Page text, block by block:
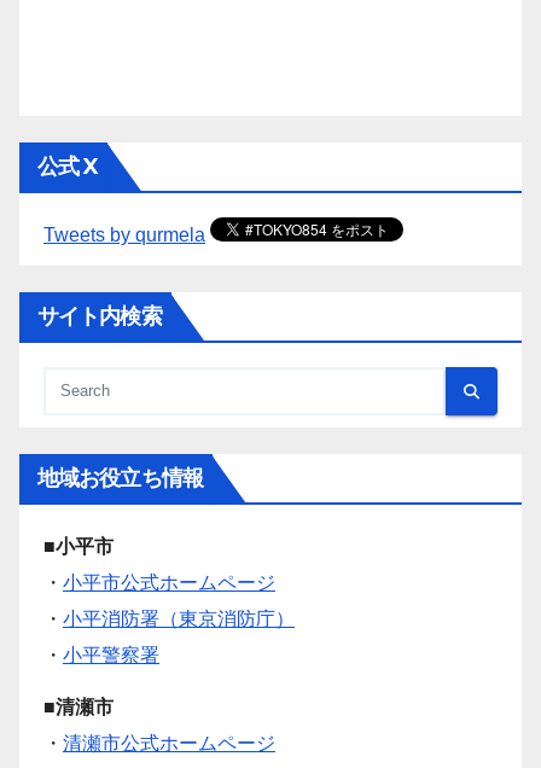
公式 X
Tweets by qurmela
サイト内検索
地域お役立ち情報
■小平市
・ 小平市公式ホームページ
・ 小平消防署（東京消防庁）
・ 小平警察署
■清瀬市
・ 清瀬市公式ホームページ